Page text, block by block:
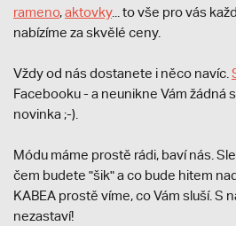
rameno,aktovky... to vše pro vás
nabízíme za skvělé ceny.
Vždy od nás dostanete i něco navíc.
Facebooku - a neunikne Vám žádná
novinka ;-).
Módu máme prostě rádi, baví nás.
čem budete "šik" a co bude hitem
KABEA prostě víme, co Vám sluší. S
nezastaví!